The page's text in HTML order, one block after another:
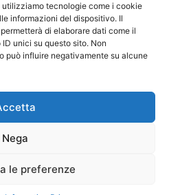
utilizziamo tecnologie come i cookie
informazioni del dispositivo. Il
di elaborare dati come il
unici su questo sito. Non
può influire negativamente su alcune
Nega
le preferenze
VIRTUALE